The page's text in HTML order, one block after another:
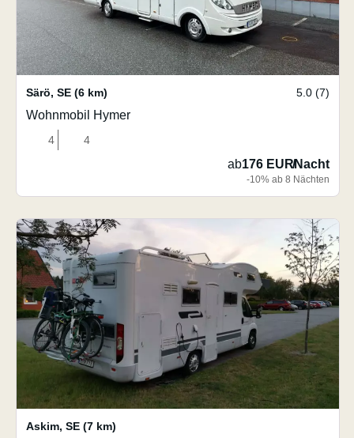
Särö, SE (6 km) 5.0 (7)
Wohnmobil Hymer
4 4
ab176 EUR/Nacht
-10% ab 8 Nächten
Askim, SE (7 km)